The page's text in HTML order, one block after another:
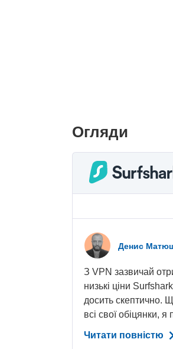
Огляди
Денис
З VPN зазвичай
низькі ціни
досить скептично.
всі свої обіцянки, я
Читати повністю